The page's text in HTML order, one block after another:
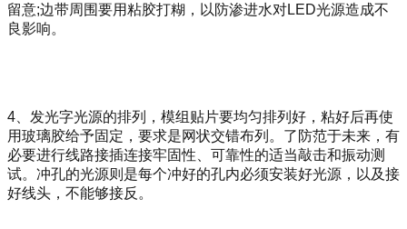
留意;边带周围要用粘胶打糊，以防渗进水对LED光源造成不
良影响。
4、发光字光源的排列，模组贴片要均匀排列好，粘好后再使
用玻璃胶给予固定，要求是网状交错布列。了防范于未来，有
必要进行线路接插连接牢固性、可靠性的适当敲击和振动测
试。冲孔的光源则是每个冲好的孔内必须安装好光源，以及接
好线头，不能够接反。